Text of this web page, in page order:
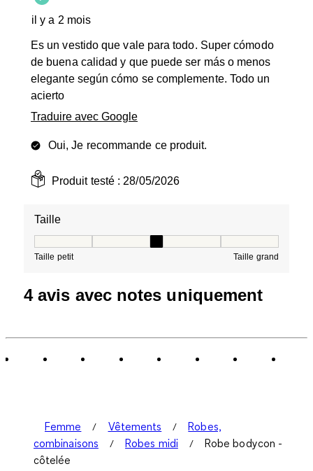
il y a 2 mois
Es un vestido que vale para todo. Super cómodo
de buena calidad y que puede ser más o menos
elegante según cómo se complemente. Todo un
acierto
Traduire avec Google
Oui, Je recommande ce produit.
Produit testé :28/05/2026
Taille
Taille petit Taille grand
4 avis avec notes uniquement
Femme Vêtements
Robes,
combinaisons
Robes midi
Robe bodycon -
côtelée